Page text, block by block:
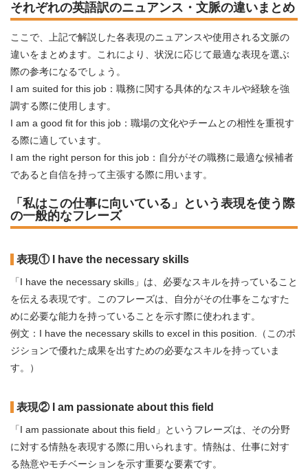
それぞれの英語訳のニュアンス・文脈の違いまとめ
ここで、上記で解説した各表現のニュアンスや使用される文脈の
違いをまとめます。これにより、状況に応じて最適な表現を選ぶ
際の参考になるでしょう。
I am suited for this job：職務に関する具体的なスキルや経験を強
調する際に使用します。
I am a good fit for this job：職場の文化やチームとの相性を重視す
る際に適しています。
I am the right person for this job：自分がその職務に最適な候補者
であると自信を持って主張する際に用います。
「私はこの仕事に向いている」という表現を使う際
の一般的なフレーズ
表現① I have the necessary skills
「I have the necessary skills」は、必要なスキルを持っていること
を伝える表現です。このフレーズは、自分がその仕事をこなすた
めに必要な能力を持っていることを示す際に使われます。
例文：I have the necessary skills to excel in this position.（このポ
ジションで優れた成果を出すための必要なスキルを持っていま
す。）
表現② I am passionate about this field
「I am passionate about this field」というフレーズは、その分野
に対する情熱を表現する際に用いられます。情熱は、仕事に対す
る熱意やモチベーションを示す重要な要素です。